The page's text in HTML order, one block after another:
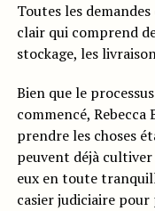
Toutes les
clair qui comprend
stockage, les
Bien que le
commencé,
prendre les choses
peuvent déjà
eux en toute
casier judiciaire pour